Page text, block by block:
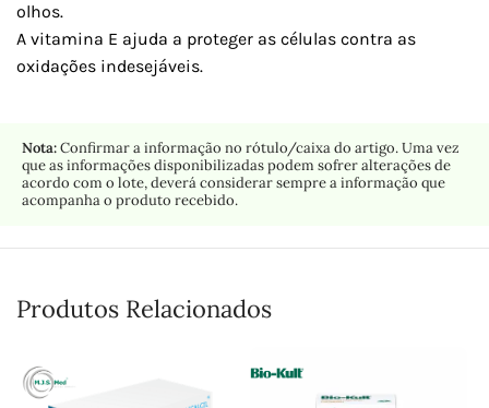
olhos.
A vitamina E ajuda a proteger as células contra as
oxidações indesejáveis.
Nota:Confirmar a informação no rótulo/caixa do artigo. Uma vez
que as informações disponibilizadas podem sofrer alterações de
acordo com o lote, deverá considerar sempre a informação que
acompanha o produto recebido.
Produtos Relacionados